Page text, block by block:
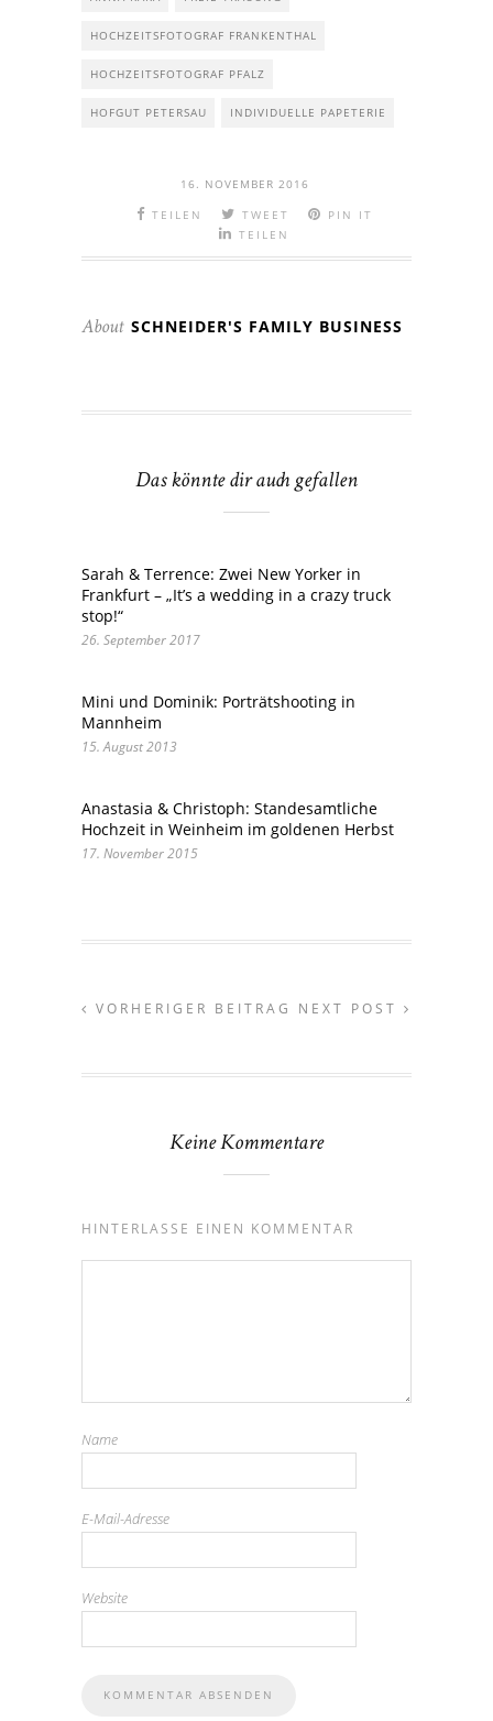
HOCHZEITSFOTOGRAF FRANKENTHAL
HOCHZEITSFOTOGRAF PFALZ
HOFGUT PETERSAU INDIVIDUELLE PAPETERIE
16. NOVEMBER 2016
TEILEN
TWEET
PIN IT
TEILEN
About SCHNEIDER'S FAMILY BUSINESS
Das könnte dir auch gefallen
Sarah & Terrence: Zwei New Yorker in
Frankfurt – „It’s a wedding in a crazy truck
stop!“
26. September 2017
Mini und Dominik: Porträtshooting in
Mannheim
15. August 2013
Anastasia & Christoph: Standesamtliche
Hochzeit in Weinheim im goldenen Herbst
17. November 2015
VORHERIGER BEITRAG NEXT POST
Keine Kommentare
HINTERLASSE EINEN KOMMENTAR
Name
E-Mail-Adresse
Website